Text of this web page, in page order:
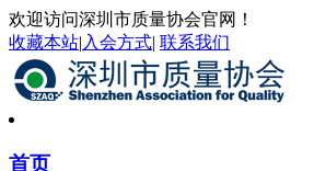
欢迎访问深圳市质量协会官网！
收藏本站| 入会方式| 联系我们
首页